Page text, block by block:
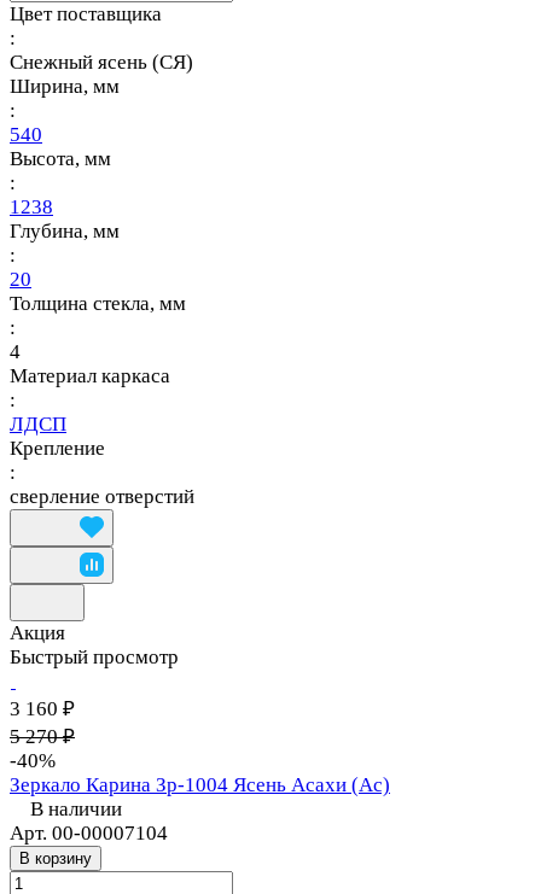
Цвет поставщика
:
Снежный ясень (СЯ)
Ширина, мм
:
540
Высота, мм
:
1238
Глубина, мм
:
20
Толщина стекла, мм
:
4
Материал каркаса
:
ЛДСП
Крепление
:
сверление отверстий
Акция
Быстрый просмотр
3 160 ₽
5 270 ₽
-40%
Зеркало Карина Зр-1004 Ясень Асахи (Ас)
В наличии
Арт. 00-00007104
В корзину